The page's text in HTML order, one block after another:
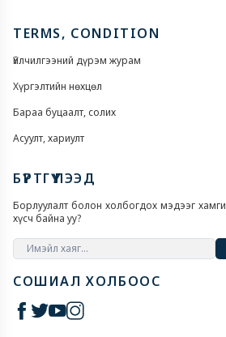
TERMS, CONDITION
Үйлчилгээний дүрэм журам
Хүргэлтийн нөхцөл
Бараа буцаалт, солих
Асуулт, хариулт
БҮРТГҮҮЛЭЭД
Борлуулалт болон холбогдох мэдээг
хүсч байна уу?
СОШИАЛ ХОЛБООС